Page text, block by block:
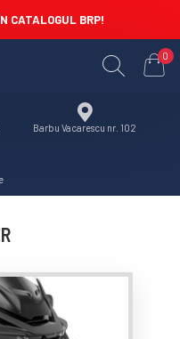
CATALOGUL BRP!
0
Barbu Vacarescu nr. 102